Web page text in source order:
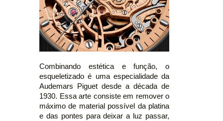
Combinando estética e função, o
esqueletizado é uma especialidade da
Audemars Piguet desde a década de
1930. Essa arte consiste em remover o
máximo de material possível da platina
e das pontes para deixar a luz passar,